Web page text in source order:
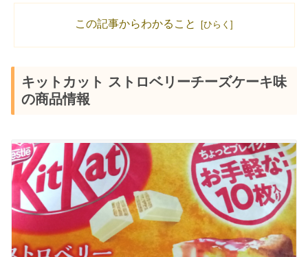
この記事からわかること
キットカット ストロベリーチーズケーキ味
の商品情報